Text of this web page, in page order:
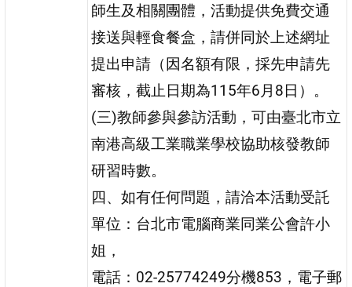
師生及相關團體，活動提供免費交通
接送與輕食餐盒，請併同於上述網址
提出申請（因名額有限，採先申請先
審核，截止日期為115年6月8日）。
(三)教師參與參訪活動，可由臺北市立
南港高級工業職業學校協助核發教師
研習時數。
四、如有任何問題，請洽本活動受託
單位：台北市電腦商業同業公會許小
姐，
電話：02-25774249分機853，電子郵